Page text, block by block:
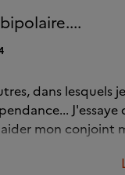
dans lesquels
J'essaye
mon conjoint